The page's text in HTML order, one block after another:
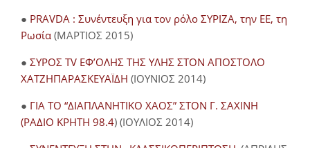
● PRAVDA : Συνέντευξη για τον ρόλο ΣΥΡΙΖΑ, την ΕΕ, τη
Ρωσία (ΜΑΡΤΙΟΣ 2015)
● ΣΥΡΟΣ TV ΕΦ’ΟΛΗΣ ΤΗΣ ΥΛΗΣ ΣΤΟΝ ΑΠΟΣΤΟΛΟ
ΧΑΤΖΗΠΑΡΑΣΚΕΥΑΪΔΗ (ΙΟΥΝΙΟΣ 2014)
● ΓΙΑ ΤΟ “ΔΙΑΠΛΑΝΗΤΙΚΟ ΧΑΟΣ” ΣΤΟΝ Γ. ΣΑΧΙΝΗ
(ΡΑΔΙΟ ΚΡΗΤΗ 98.4) (ΙΟΥΛΙΟΣ 2014)